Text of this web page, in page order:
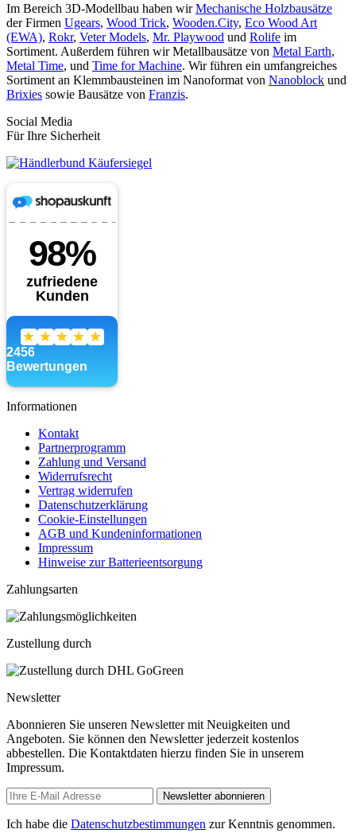
Im Bereich 3D-Modellbau haben wirMechanische Holzbausätze
der Firmen Ugears, Wood Trick, Wooden.City, Eco Wood Art
(EWA), Rokr, Veter Models, Mr. Playwood und Rolife im
Sortiment. Außerdem führen wir Metallbausätze von Metal Earth,
Metal Time, und Time for Machine. Wir führen ein umfangreiches
Sortiment an Klemmbausteinen im Nanoformat von Nanoblock und
Brixies sowie Bausätze von Franzis.
Social Media
Für Ihre Sicherheit
Informationen
Kontakt
Partnerprogramm
Zahlung und Versand
Widerrufsrecht
Vertrag widerrufen
Datenschutzerklärung
Cookie-Einstellungen
AGB und Kundeninformationen
Impressum
Hinweise zur Batterieentsorgung
Zahlungsarten
Zustellung durch
Newsletter
Abonnieren Sie unseren Newsletter mit Neuigkeiten und
Angeboten. Sie können den Newsletter jederzeit kostenlos
abbestellen. Die Kontaktdaten hierzu finden Sie in unserem
Impressum.
Newsletter abonnieren
Ich habe die Datenschutzbestimmungen zur Kenntnis genommen.